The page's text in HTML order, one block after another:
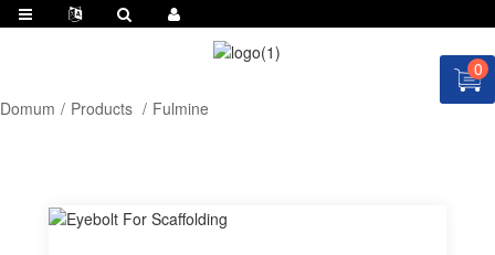
0
Domum
Products Fulmine